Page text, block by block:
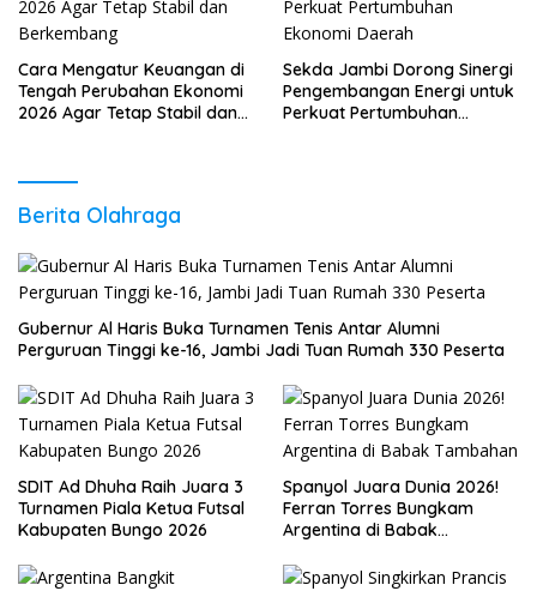
Cara Mengatur Keuangan di
Tengah Perubahan Ekonomi
2026 Agar Tetap Stabil dan
Sekda Jambi Dorong Sinergi
Pengembangan Energi untuk
Perkuat Pertumbuhan
Berita Olahraga
Gubernur Al Haris Buka Turnamen Tenis Antar Alumni
Perguruan Tinggi ke-16, Jambi Jadi Tuan Rumah 330 Peserta
SDIT Ad Dhuha Raih Juara 3
Turnamen Piala Ketua Futsal
Kabupaten Bungo 2026
Spanyol Juara Dunia 2026!
Ferran Torres Bungkam
Argentina di Babak